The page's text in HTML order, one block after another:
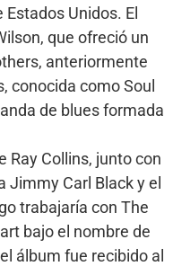
Unidos. El
que ofreció un
anteriormente
conocida como Soul
de blues formada
Ray Collins, junto con
Jimmy Carl Black y el
trabajaría con The
bajo el nombre de
álbum fue recibido al